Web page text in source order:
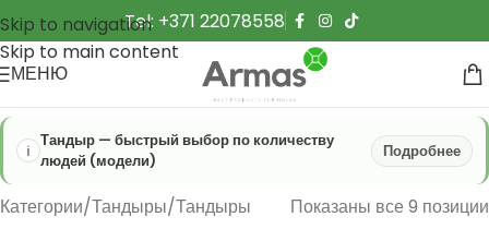
Skip to navigation
Skip to main content
Tel: +371 22078558
МЕНЮ
Тандыр — быстрый выбор по количеству
людей (модели)
Подробнее
Категории Тандыры Тандыры
Показаны все 9 позиции